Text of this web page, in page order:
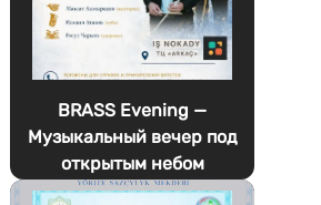
BRASS Evening —
Музыкальный вечер под
открытым небом